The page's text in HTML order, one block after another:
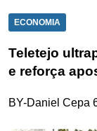
ECONOMIA
Teletejo
e reforça
BY-Daniel Cepa